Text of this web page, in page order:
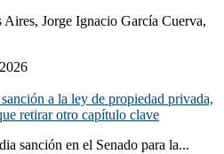
Jorge Ignacio García Cuerva,
a la ley de propiedad privada,
retirar otro capítulo clave
sanción en el Senado para la...